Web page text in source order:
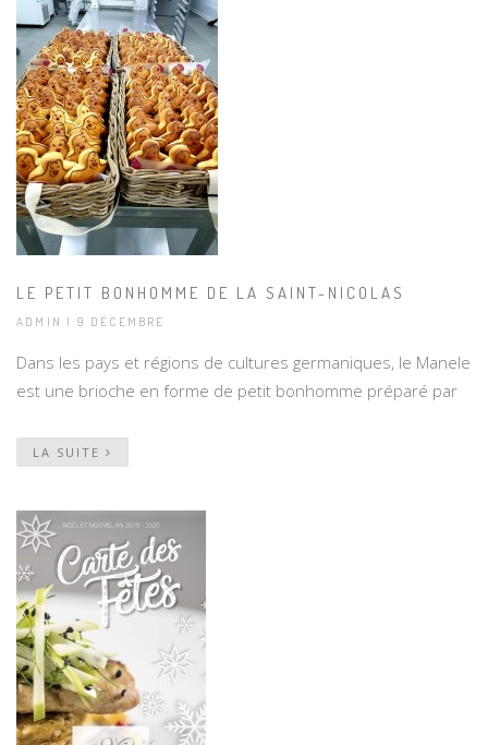
LE PETIT BONHOMME DE LA SAINT-NICOLAS
ADMIN | 9 DÉCEMBRE
Dans les pays et régions de cultures germaniques, le Manele
est une brioche en forme de petit bonhomme préparé par
LA SUITE